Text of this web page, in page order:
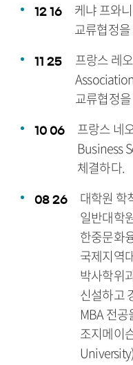
12 16
케냐 프와
교류협정
11 25
프랑스 레
교류협정
10 06
프랑스 네
Business
체결하다.
08 26
대학원 학
일반대학
한중문화
국제지역
박사학위
신설하고
MBA 전
조지메이